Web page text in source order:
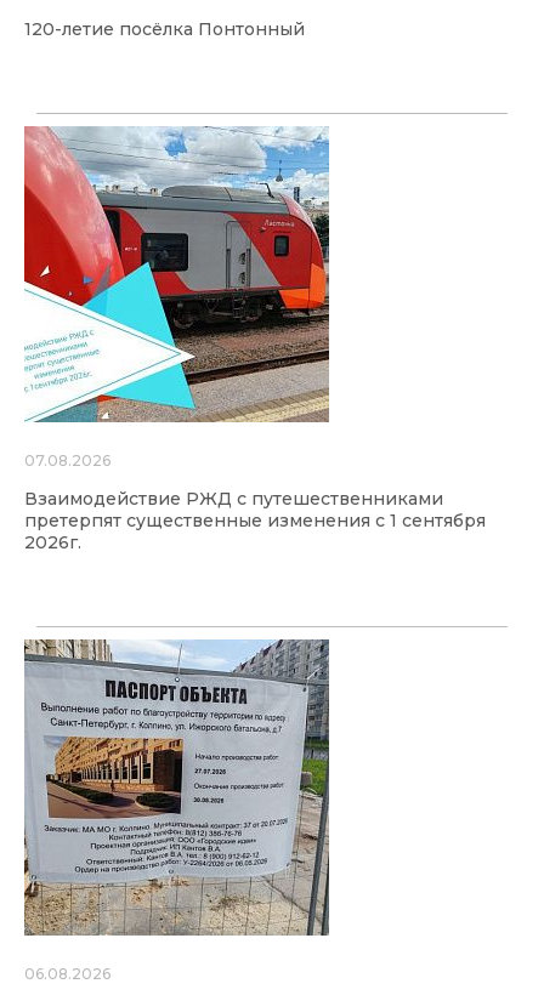
120-летие посёлка Понтонный
07.08.2026
Взаимодействие РЖД с путешественниками
претерпят существенные изменения с 1 сентября
2026г.
06.08.2026